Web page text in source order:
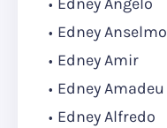
Edney Anselmo
Edney Amir
Edney Amadeu
Edney Alfredo